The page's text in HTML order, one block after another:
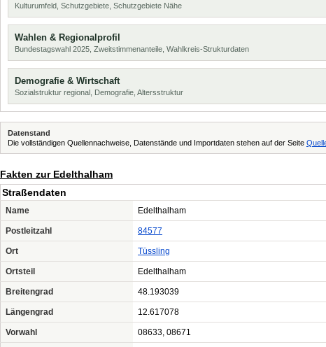
Kulturumfeld, Schutzgebiete, Schutzgebiete Nähe
Wahlen & Regionalprofil
Bundestagswahl 2025, Zweitstimmenanteile, Wahlkreis-Strukturdaten
Demografie & Wirtschaft
Sozialstruktur regional, Demografie, Altersstruktur
Datenstand
Die vollständigen Quellennachweise, Datenstände und Importdaten stehen auf der Seite
Fakten zur Edelthalham
Straßendaten
Name Edelthalham
Postleitzahl 84577
Ort Tüssling
Ortsteil Edelthalham
Breitengrad 48.193039
Längengrad 12.617078
Vorwahl 08633, 08671